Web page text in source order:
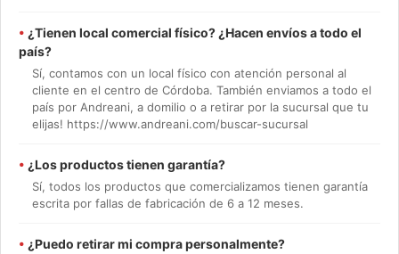
• ¿Tienen local comercial físico? ¿Hacen envíos a todo el
país?
Sí, contamos con un local físico con atención personal al
cliente en el centro de Córdoba. También enviamos a todo el
país por Andreani, a domilio o a retirar por la sucursal que tu
elijas! https://www.andreani.com/buscar-sucursal
• ¿Los productos tienen garantía?
Sí, todos los productos que comercializamos tienen garantía
escrita por fallas de fabricación de 6 a 12 meses.
• ¿Puedo retirar mi compra personalmente?